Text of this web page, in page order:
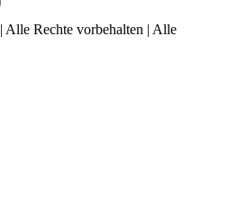
| Alle Rechte vorbehalten | Alle